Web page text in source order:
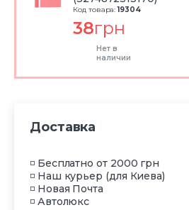
Код товара:19304
38грн
Нет в
наличии
Доставка
◽ Бесплатно от 2000 грн
◽ Наш курьер (для Киева)
◽ Новая Почта
◽ Автолюкс